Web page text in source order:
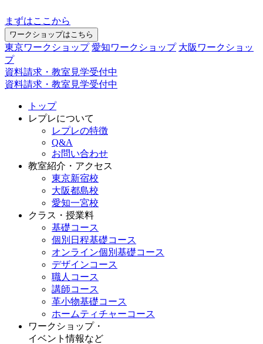
まずはここから
ワークショップはこちら
東京ワークショップ 愛知ワークショップ 大阪ワークショッ
プ
資料請求・教室見学受付中
資料請求・教室見学受付中
トップ
レプレについて
レプレの特徴
Q&A
お問い合わせ
教室紹介・アクセス
東京新宿校
大阪都島校
愛知一宮校
クラス・授業料
基礎コース
個別日程基礎コース
オンライン個別基礎コース
デザインコース
職人コース
講師コース
革小物基礎コース
ホームティチャーコース
ワークショップ・
イベント情報など